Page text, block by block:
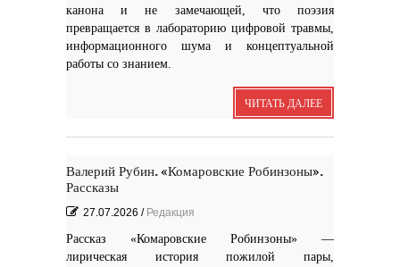
канона и не замечающей, что поэзия
превращается в лабораторию цифровой травмы,
информационного шума и концептуальной
работы со знанием.
ЧИТАТЬ ДАЛЕЕ
Валерий Рубин. «Комаровские Робинзоны».
Рассказы
27.07.2026 / Редакция
Рассказ «Комаровские Робинзоны» —
лирическая история пожилой пары,